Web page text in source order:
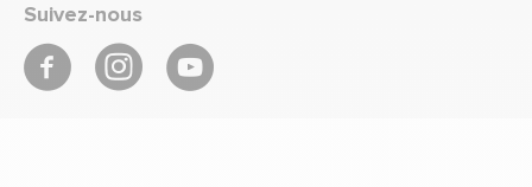
Suivez-nous